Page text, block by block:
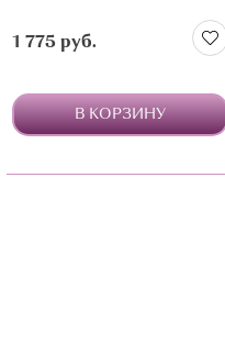
1 775 руб.
В КОРЗИНУ